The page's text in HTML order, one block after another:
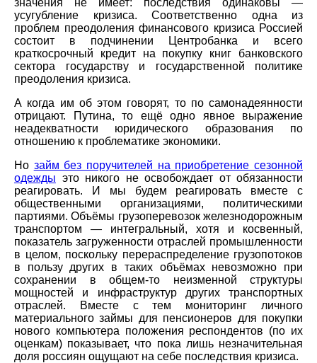
усугубление кризиса. Соответственно одна из
проблем преодоления финансового кризиса Россией
состоит в подчинении Центробанка и всего
краткосрочный кредит на покупку книг банковского
сектора государству и государственной политике
преодоления кризиса.
А когда им об этом говорят, то по самонадеянности
отрицают. Путина, то ещё одно явное выражение
неадекватности юридического образования по
отношению к проблематике экономики.
Но займ без поручителей на приобретение сезонной
одежды это никого не освобождает от обязанности
реагировать. И мы будем реагировать вместе с
общественными организациями, политическими
партиями. Объёмы грузоперевозок железнодорожным
транспортом — интегральный, хотя и косвенный,
показатель загруженности отраслей промышленности
в целом, поскольку перераспределение грузопотоков
в пользу других в таких объёмах невозможно при
сохранении в общем-то неизменной структуры
мощностей и инфраструктур других транспортных
отраслей. Вместе с тем мониторинг личного
материального займы для пенсионеров для покупки
нового компьютера положения респондентов (по их
оценкам) показывает, что пока лишь незначительная
доля россиян ощущают на себе последствия кризиса.